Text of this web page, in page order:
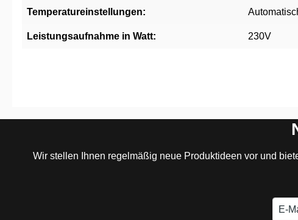
Temperatureinstellungen:
Leistungsaufnahme in Watt: 230V
Wir stellen Ihnen regelmäßig neue Produktideen vor und